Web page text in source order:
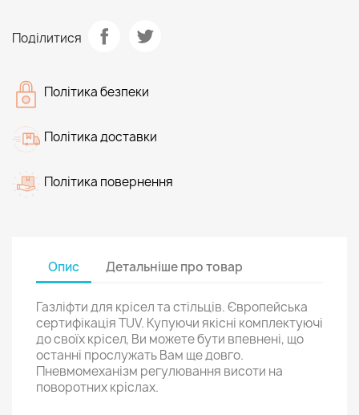
Поділитися
Політика безпеки
Політика доставки
Політика повернення
Опис Детальніше про товар
Газліфти для крісел та стільців. Європейська
сертифікація TUV. Купуючи якісні комплектуючі
до своїх крісел, Ви можете бути впевнені, що
останні прослужать Вам ще довго.
Пневмомеханізм регулювання висоти на
поворотних кріслах.